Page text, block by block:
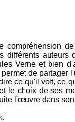
compréhension
différents auteurs
Verne et bien
de partager
ce qu'il voit, ce
le choix de ses
l'œuvre dans